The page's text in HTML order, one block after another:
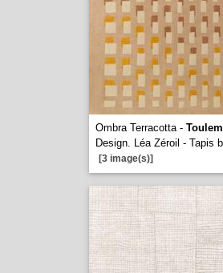
Ombra Terracotta -
Design. Léa Zéroil - Tapis
[3 image(s)]